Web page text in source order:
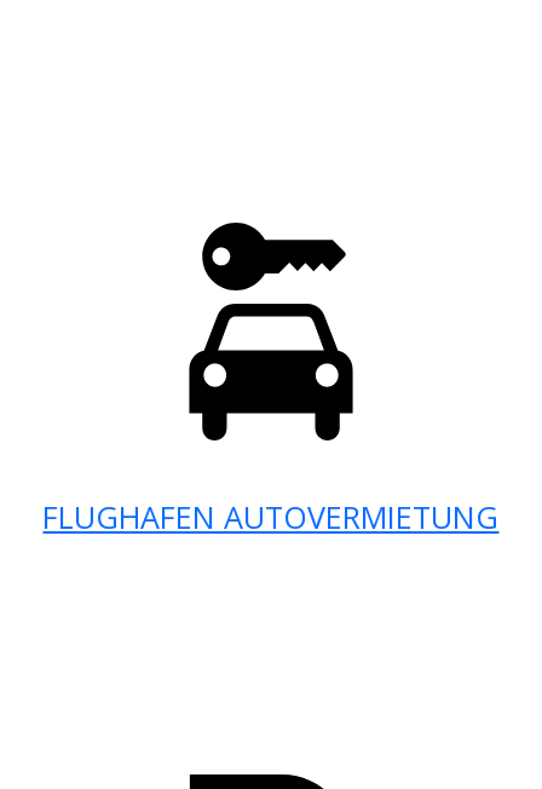
FLUGHAFEN AUTOVERMIETUNG